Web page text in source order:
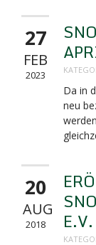
27
FEB
2023
Da in
neu
20
AUG
2018
E.V.